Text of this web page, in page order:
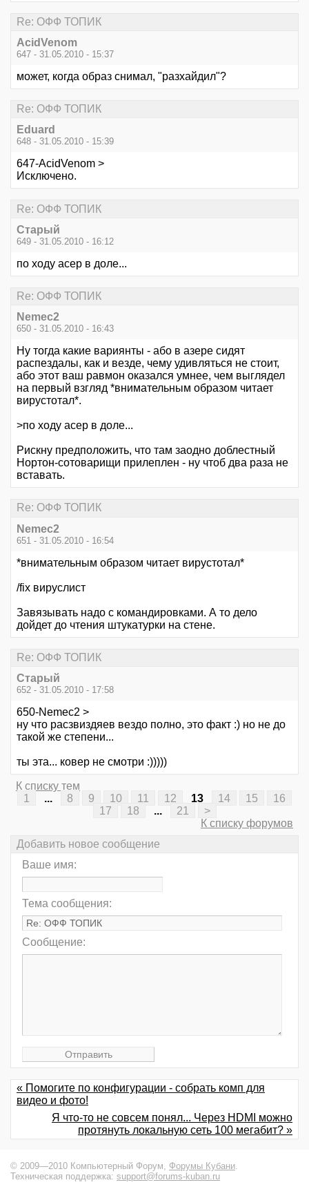
Re: ОФФ ТОПИК
AcidVenom
647 - 31.05.2010 - 15:37
может, когда образ снимал, "разхайдил"?
Re: ОФФ ТОПИК
Eduard
648 - 31.05.2010 - 15:39
647-AcidVenom >
Исключено.
Re: ОФФ ТОПИК
Старый
649 - 31.05.2010 - 16:12
по ходу асер в доле...
Re: ОФФ ТОПИК
Nemec2
650 - 31.05.2010 - 16:43
Ну тогда какие вариянты - або в азере сидят
распездалы, как и везде, чему удивляться не стоит,
або этот ваш равмон оказался умнее, чем выглядел
на первый взгляд *внимательным образом читает
вирустотал*.
>по ходу асер в доле...
Рискну предположить, что там заодно доблестный
Нортон-сотоварищи прилеплен - ну чтоб два раза не
вставать.
Re: ОФФ ТОПИК
Nemec2
651 - 31.05.2010 - 16:54
*внимательным образом читает вирустотал*
/fix вируслист
Завязывать надо с командировками. А то дело
дойдет до чтения штукатурки на стене.
Re: ОФФ ТОПИК
Старый
652 - 31.05.2010 - 17:58
650-Nemec2 >
ну что расзвиздяев вездо полно, это факт :) но не до
такой же степени...
ты эта... ковер не смотри :)))))
К списку тем
1
... 8 9 10 11 12 13 14 15
16
17
18 ... 21
>
К списку форумов
Добавить новое сообщение
Ваше имя:
Тема сообщения:
Сообщение:
« Помогите по конфигурации - собрать комп для
видео и фото!
Я что-то не совсем понял... Через HDMI можно
протянуть локальную сеть 100 мегабит? »
© 2009—2010 Компьютерный Форум, Форумы Кубани.
Техническая поддержка: support@forums-kuban.ru